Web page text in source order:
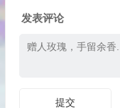
发表评论